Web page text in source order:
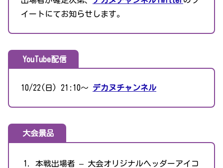
イートにてお知らせします。
YouTube配信
10/22(日) 21:10〜 デカヌチャンネル
大会景品
本戦出場者 – 大会オリジナルヘッダーアイコ